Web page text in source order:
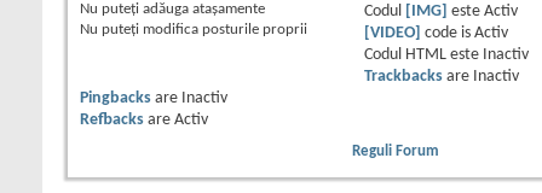
Nu puteţi adăuga ataşamente
Nu puteţi modifica posturile proprii
Codul
[IMG] este Activ
[VIDEO]
code is Activ
Codul HTML este
Inactiv
Trackbacksare
Inactiv
Pingbacks are
Inactiv
Refbacks are Activ
Reguli Forum